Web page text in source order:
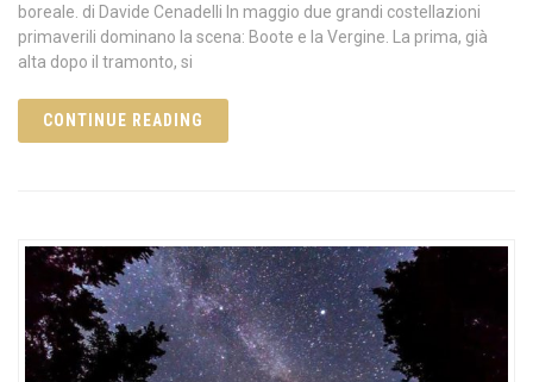
boreale. di Davide Cenadelli In maggio due grandi costellazioni
primaverili dominano la scena: Boote e la Vergine. La prima, già
alta dopo il tramonto, si
CONTINUE READING